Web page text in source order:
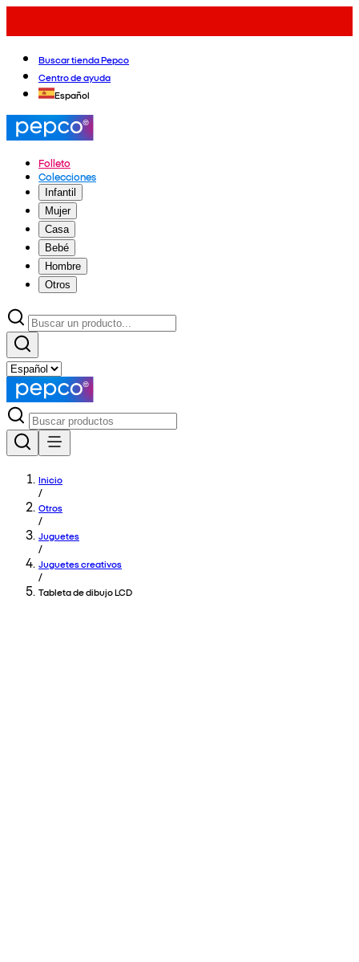
Buscar tienda Pepco
Centro de ayuda
Español
Folleto
Colecciones
Infantil
Mujer
Casa
Bebé
Hombre
Otros
Inicio
/
Otros
/
Juguetes
/
Juguetes creativos
/
Tableta de dibujo LCD